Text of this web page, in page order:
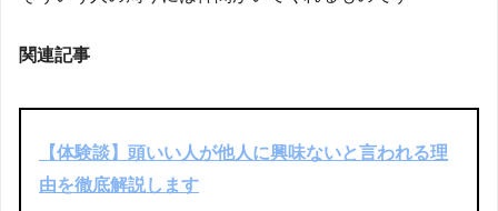
関連記事
【体験談】頭いい人が他人に興味ないと言われる理
由を徹底解説します